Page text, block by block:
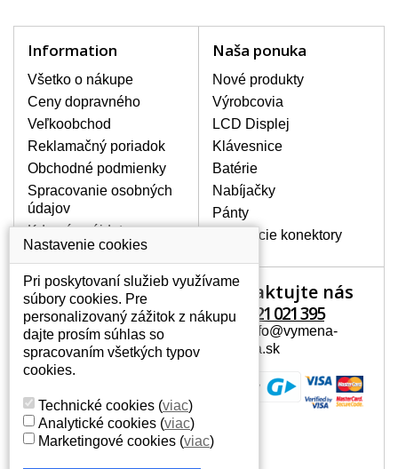
najväčšou opatrnosťou. Medzi najčastejšie
poškodenie napr. prasklinu alebo
poškrábanie. Ďalej zvislé pruhy, nesvietiaci
displej, preblikávanie alebo nerovnomerný
jas.
LCD DISPLEJE NAJVYŠŠEJ
KVALITY !
Skladom držíme len originálne displeje, ktoré
spĺňajú vysokú kvalitu triedy A+ bez chybných
pixelov a to po celú dobu záruky.
AKO ZISTÍTE AKÝ POTREBUJETE
DISPLEJ PRE SVOJ NOTEBOOK?
Displej je možné dohľadať podľa modelu
notebooku, ktorý je uvedený na spodnej
strane notebooku na štítku alebo pod
batériou. Býva tiež znázornený na
rámčeku alebo pri klávesnici. V prípade,
že máte displej demontovaný, dohľadáte
to vďaka modelovému označeniu z
displeja, ktoré sa nachádza na štítku pri
EAN kóde.
Information
Všetko o nákupe
Ceny dopravného
Veľkoobchod
Reklamačný poriadok
Obchodné podmienky
Spracovanie osobných
údajov
Kde nás nájdete
Naša ponuka
Nové produkty
Výrobcovia
LCD Displej
Klávesnice
Batérie
Nabíjačky
Pánty
Napájacie konektory
Váš účet
Váš účet
Osobné informácie
Adresy
Kontaktujte nás
+421 221 021 395
Mail: info@vymena-
displeja.sk
Nastavenie cookies
Pri poskytovaní služieb využívame
súbory cookies. Pre
personalizovaný zážitok z nákupu
dajte prosím súhlas so
spracovaním všetkých typov
cookies.
Technické cookies (viac)
Analytické cookies (viac)
Marketingové cookies (viac)